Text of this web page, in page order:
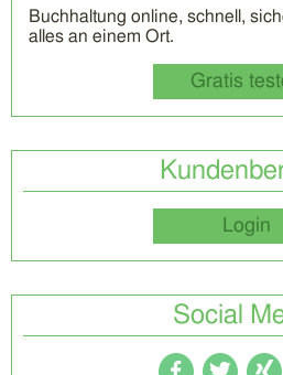
Buchhaltung online, schnell,
alles an einem Ort.
Gratis
Login
Social